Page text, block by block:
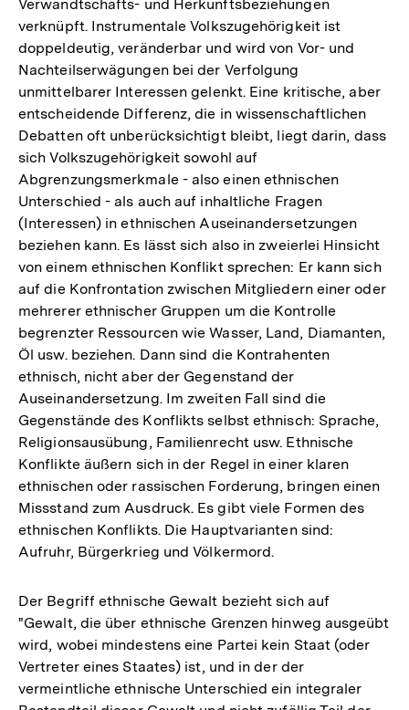
Verwandtschafts- und Herkunftsbeziehungen
verknüpft. Instrumentale Volkszugehörigkeit ist
doppeldeutig, veränderbar und wird von Vor- und
Nachteilserwägungen bei der Verfolgung
unmittelbarer Interessen gelenkt. Eine kritische, aber
entscheidende Differenz, die in wissenschaftlichen
Debatten oft unberücksichtigt bleibt, liegt darin, dass
sich Volkszugehörigkeit sowohl auf
Abgrenzungsmerkmale - also einen ethnischen
Unterschied - als auch auf inhaltliche Fragen
(Interessen) in ethnischen Auseinandersetzungen
beziehen kann. Es lässt sich also in zweierlei Hinsicht
von einem ethnischen Konflikt sprechen: Er kann sich
auf die Konfrontation zwischen Mitgliedern einer oder
mehrerer ethnischer Gruppen um die Kontrolle
begrenzter Ressourcen wie Wasser, Land, Diamanten,
Öl usw. beziehen. Dann sind die Kontrahenten
ethnisch, nicht aber der Gegenstand der
Auseinandersetzung. Im zweiten Fall sind die
Gegenstände des Konflikts selbst ethnisch: Sprache,
Religionsausübung, Familienrecht usw. Ethnische
Konflikte äußern sich in der Regel in einer klaren
ethnischen oder rassischen Forderung, bringen einen
Missstand zum Ausdruck. Es gibt viele Formen des
ethnischen Konflikts. Die Hauptvarianten sind:
Aufruhr, Bürgerkrieg und Völkermord.
Der Begriff ethnische Gewalt bezieht sich auf
"Gewalt, die über ethnische Grenzen hinweg ausgeübt
wird, wobei mindestens eine Partei kein Staat (oder
Vertreter eines Staates) ist, und in der der
vermeintliche ethnische Unterschied ein integraler